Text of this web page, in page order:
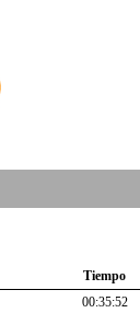
Tiempo
00:35:52